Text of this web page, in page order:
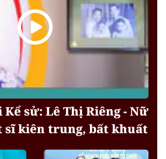
sử: Lê Thị Riêng - Nữ
sĩ kiên trung, bất khuất